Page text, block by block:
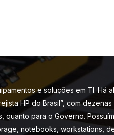
e soluções em TI. Há
HP do Brasil”, com dezenas
quanto para o Governo.
notebooks, workstations,